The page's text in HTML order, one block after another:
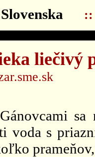
Slovenska ::
liečivý
sa
voda s